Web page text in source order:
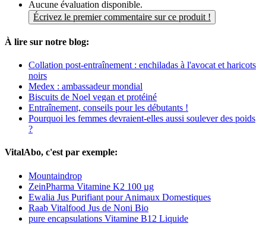
Aucune évaluation disponible.
Écrivez le premier commentaire sur ce produit !
À lire sur notre blog:
Collation post-entraînement : enchiladas à l'avocat et haricots
noirs
Medex : ambassadeur mondial
Biscuits de Noel vegan et protéiné
Entraînement, conseils pour les débutants !
Pourquoi les femmes devraient-elles aussi soulever des poids
?
VitalAbo, c'est par exemple:
Mountaindrop
ZeinPharma Vitamine K2 100 µg
Ewalia Jus Purifiant pour Animaux Domestiques
Raab Vitalfood Jus de Noni Bio
pure encapsulations Vitamine B12 Liquide